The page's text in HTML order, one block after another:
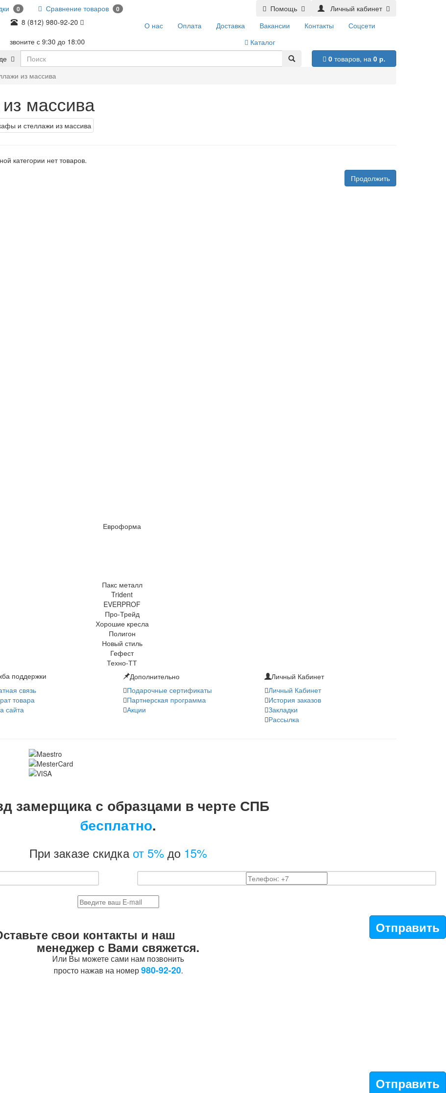
Личный кабинет
Помощь
0 Сравнение товаров 0
8 (812) 980-92-20
звоните с 9:30 до 18:00
О нас Оплата Доставка Вакансии Контакты
Соцсети
Каталог
0товаров, на 0 р.
из массива
массива
категории нет товаров.
Продолжить
поддержки
связь
товара
сайта
Дополнительно
Подарочные сертификаты
Партнерская программа
Акции
Личный Кабинет
Личный Кабинет
История заказов
Закладки
Рассылка
замерщика с образцами в черте СПБ
бесплатно.
При заказе скидка от 5% до 15%
Отправить
свои контакты и наш
менеджер с Вами свяжется.
Или Вы можете сами нам позвонить
просто нажав на номер980-92-20.
Отправить